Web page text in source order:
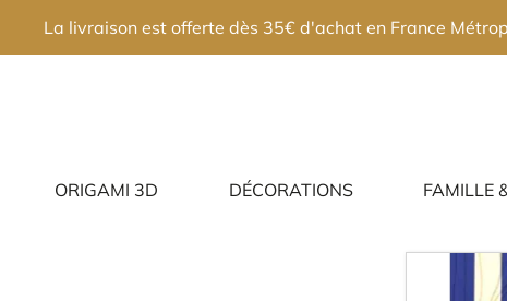
ORIGAMI 3D DÉCORATIONS FAMILLE
La livraison est offerte dès 35€ d'achat en France
×